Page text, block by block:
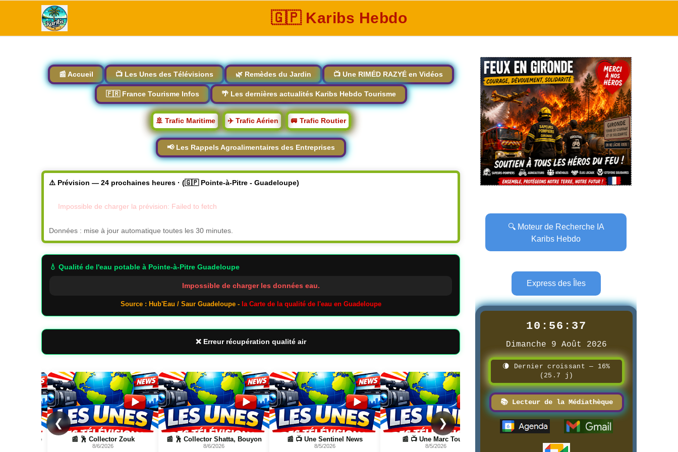
🇬🇵 Karibs Hebdo
📰 Accueil 📺 Les Unes des Télévisions 🌿 Remèdes du Jardin 📺 Une RIMÉD RAZYÉ en Vidéos
🇫🇷 France Tourisme Infos 🌴 Les dernières actualités Karibs Hebdo Tourisme
🚢 Trafic Maritime ✈️ Trafic Aérien 🚐 Trafic Routier
📢 Les Rappels Agroalimentaires des Entreprises
⚠️ Prévision — 24 prochaines heures · (🇬🇵 Pointe-à-Pitre - Guadeloupe)
Impossible de charger la prévision: Failed to fetch
Données : mise à jour automatique toutes les 30 minutes.
💧 Qualité de l'eau potable à Pointe-à-Pitre Guadeloupe
Impossible de charger les données eau.
Source : Hub'Eau / Saur Guadeloupe - la Carte de la qualité de l'eau en Guadeloupe
❌ Erreur récupération qualité air
❮
Page
📰 🕺 Collector Shatta, Bouyon
8/6/2026
Page
📰 📺 Une Sentinel News
8/5/2026
Page
📰 📺 Une Marc Touati
8/5/2026
Page
📰 📺 Une Wild Nature Science
FR
Guadeloupe
❯
🔍 Moteur de Recherche IA
Karibs Hebdo
Express des Îles
10:56:39
Dimanche 9 Août 2026
🌘 Dernier croissant — 16%
(25.7 j)
📚 Lecteur de la Médiathèque